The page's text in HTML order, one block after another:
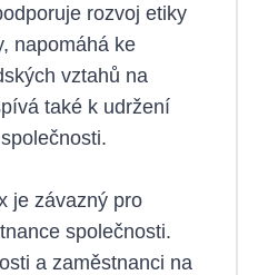
rozvoj etiky
napomáhá ke
vztahů na
také k udržení
je závazný pro
společnosti.
a zaměstnanci na